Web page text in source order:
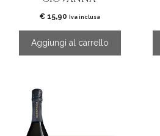
€ 15,90 Iva inclusa
Aggiungi al carrello